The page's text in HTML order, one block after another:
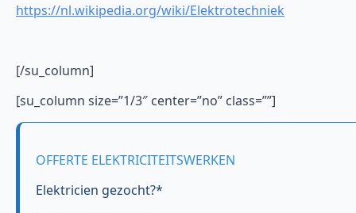
https://nl.wikipedia.org/wiki/Elektrotechniek
[/su_column]
[su_column size=”1/3″ center=”no” class=””]
OFFERTE ELEKTRICITEITSWERKEN
Elektricien gezocht?*